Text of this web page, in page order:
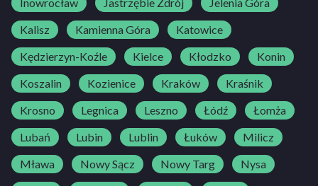
Kalisz
Kamienna Góra
Katowice
Kędzierzyn-Koźle
Kielce Kłodzko
Konin
Koszalin
Kozienice Kraków
Kraśnik
Krosno
Legnica Leszno Łódź
Łomża
Lubań
Lubin Lublin Łuków
Milicz
Mława
Nowy Sącz Nowy Targ
Nysa